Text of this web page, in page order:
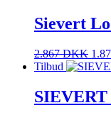
Sievert
2.867DKK
Tilbud